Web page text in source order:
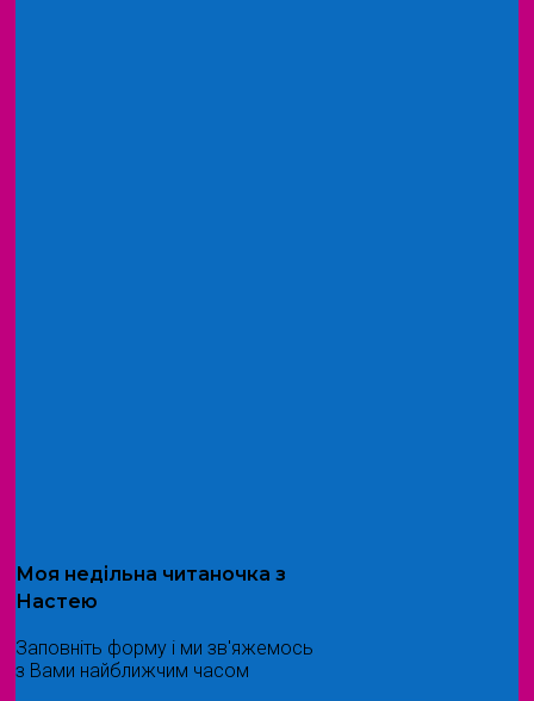
Моя недільна читаночка з
Настею
Заповніть форму і ми зв'яжемось
з Вами найближчим часом